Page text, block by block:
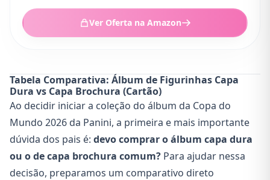
Ver Oferta na Amazon
Tabela Comparativa: Álbum de Figurinhas Capa
Dura vs Capa Brochura (Cartão)
Ao decidir iniciar a coleção do álbum da Copa do
Mundo 2026 da Panini, a primeira e mais importante
dúvida dos pais é: devo comprar o álbum capa dura
ou o de capa brochura comum? Para ajudar nessa
decisão, preparamos um comparativo direto